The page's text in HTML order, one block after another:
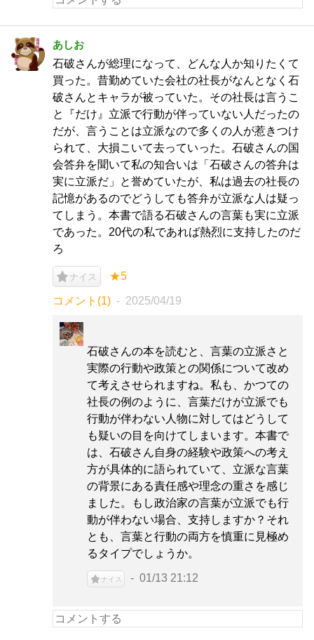
あしお
石破さんが総理になって、どんな人か知りたくて
買った。昔勤めていた会社の社長がなんとなく石
破さんとキャラが被っていた。その社長は言うこ
と『だけ』立派で行動が伴っていない人だったの
だが、言うことは立派なので多くの人が惹きつけ
られて、大損こいて去っていった。石破さんの国
会答弁を聞いて私の知合いは「石破さんの答弁は
実に立派だ」と誉めていたが、私は過去の社長の
記憶があるのでどうしても答弁が立派な人は疑っ
てしまう。本書で語る石破さんの言葉も実に立派
であった。20代の私であれば熱烈に支持したのだ
ろ
ナイス ★5
コメント(1) 2025/04/19
石破さんの本を読むと、言葉の立派さと
実際の行動や政策との関係について改め
て考えさせられますね。私も、かつての
社長の例のように、言葉だけが立派でも
行動が伴わない人物に対してはどうして
も疑いの目を向けてしまいます。本書で
は、石破さん自身の経験や政策への考え
方が具体的に語られていて、立派な言葉
の背景にある責任感や理念の重さを感じ
ました。もし政治家の言葉が立派でも行
動が伴わない場合、支持しますか？それ
とも、言葉と行動の両方を慎重に見極め
るタイプでしょうか。
ナイス 01/13 21:12